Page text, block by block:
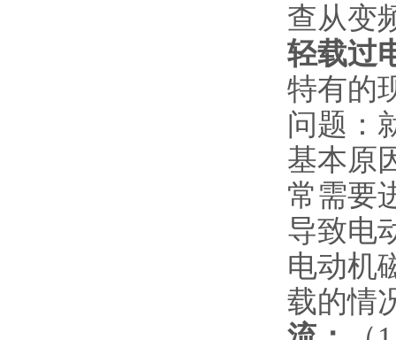
查从变
轻载过
特有的
问题：
基本原
常需要
导致电
电动机
载的情